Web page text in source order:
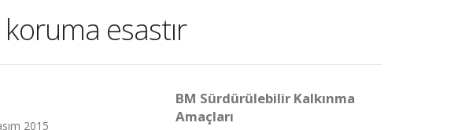
esastır
2015
BM Sürdürülebilir Kalkınma
Amaçları